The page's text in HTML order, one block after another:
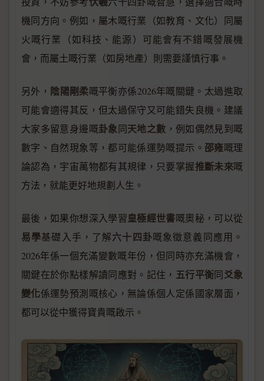
機同方向。例如，屬木嘅行業（如教育、文化）同屬
火嘅行業（如科技、能源）可能會有不錯嘅發展機
會，而屬土嘅行業（如房地產）則需要謹慎行事。
另外， 陰陽剛柔嘅平衡亦係2026年嘅關鍵。太過進取
可能會適得其反，但太過保守又可能錯失良機。建議
大家多留意身邊嘅卦象同天地之數 ，例如偶然見到嘅
數字、自然現象等，都可能係運勢嘅提示。 邵雍嘅理
論認為，宇宙萬物都有其規律，只要掌握推斷未來嘅
方法，就能更好地規劃人生。
最後，如果你想深入學習皇極經世書嘅奧秘，可以從
易學基礎入手，了解六十四卦嘅象徵意義同應用。
2026年係一個充滿變數嘅年份，但同時亦充滿機會，
關鍵在於你點樣解讀同應對。記住， 五行平衡同爻象
變化係運勢預測嘅核心，無論係個人定係國家層面，
都可以從中獲得寶貴嘅啟示。